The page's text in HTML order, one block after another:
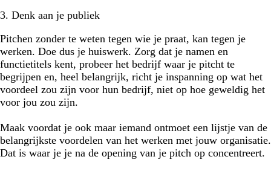
3. Denk aan je publiek
Pitchen zonder te weten tegen wie je praat, kan tegen je
werken. Doe dus je huiswerk. Zorg dat je namen en
functietitels kent, probeer het bedrijf waar je pitcht te
begrijpen en, heel belangrijk, richt je inspanning op wat het
voordeel zou zijn voor hun bedrijf, niet op hoe geweldig het
voor jou zou zijn.
Maak voordat je ook maar iemand ontmoet een lijstje van de
belangrijkste voordelen van het werken met jouw organisatie.
Dat is waar je je na de opening van je pitch op concentreert.